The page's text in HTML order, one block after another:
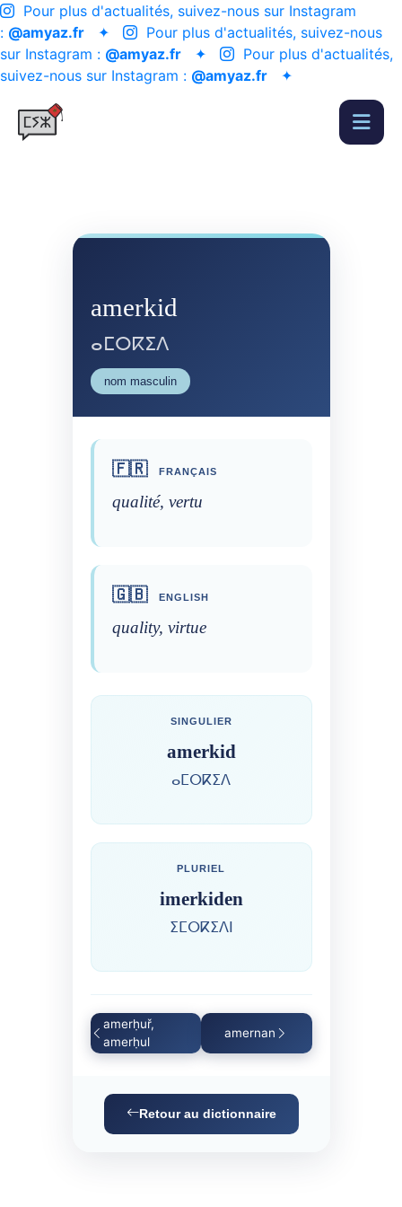
Pour plus d'actualités, suivez-nous sur Instagram
: @amyaz.fr ✦
Pour plus d'actualités, suivez-nous
sur Instagram : @amyaz.fr ✦
Pour plus d'actualités,
suivez-nous sur Instagram : @amyaz.fr ✦
amerkid
ⴰⵎⵔⴽⵉⴷ
nom masculin
🇫🇷 FRANÇAIS
qualité, vertu
🇬🇧 ENGLISH
quality, virtue
SINGULIER
amerkid
ⴰⵎⵔⴽⵉⴷ
PLURIEL
imerkiden
ⵉⵎⵔⴽⵉⴷⵏ
amerḥuř,
amerḥul
amernan
Retour au dictionnaire